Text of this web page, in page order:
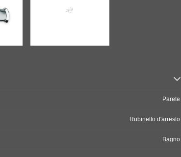
Parete
Rubinetto d'arresto
Bagno